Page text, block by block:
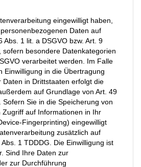
eingewilligt haben,
Daten auf
Abs. 1 lit. a DSGVO bzw. Art. 9
sofern besondere Datenkategorien
verarbeitet werden. Im Falle
Einwilligung in die Übertragung
Daten in Drittstaaten erfolgt die
auf Grundlage von Art. 49
Sofern Sie in die Speicherung von
Zugriff auf Informationen in Ihr
Fingerprinting) eingewilligt
zusätzlich auf
1 TDDDG. Die Einwilligung ist
Sind Ihre Daten zur
zur Durchführung